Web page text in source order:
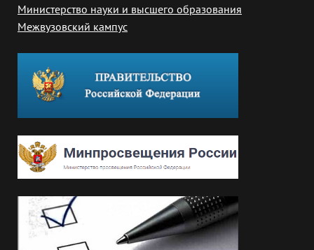
Министерство науки и высшего образования
Межвузовский кампус